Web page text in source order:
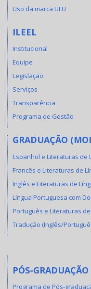
Uso da marca UFU
ILEEL
Institucional
Equipe
Legislação
Serviços
Transparência
Programa de Gestão
GRADUAÇÃO
Espanhol e Literaturas de
Francês e Literaturas de
Inglês e Literaturas de
Língua Portuguesa com
Português e Literaturas
Tradução (Inglês/
PÓS-GRADUAÇÃO
Programa de Pós-